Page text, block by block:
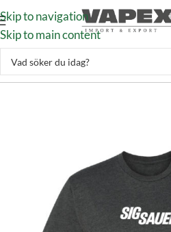
Skip to navigation
Skip to main content
Jakt & Fiske–Kläder–T-shirt–Sig